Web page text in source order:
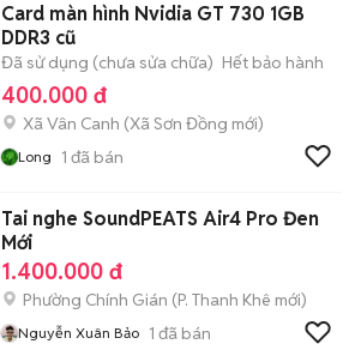
Card màn hình Nvidia GT 730 1GB
DDR3 cũ
Đã sử dụng (chưa sửa chữa) Hết bảo hành
400.000 đ
Xã Vân Canh (Xã Sơn Đồng mới)
Long 1 đã bán
Tai nghe SoundPEATS Air4 Pro Đen
Mới
1.400.000 đ
Phường Chính Gián (P. Thanh Khê mới)
Nguyễn Xuân Bảo 1 đã bán